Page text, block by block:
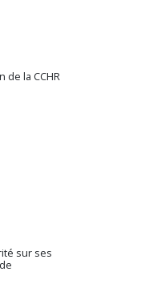
de la CCHR
sur ses